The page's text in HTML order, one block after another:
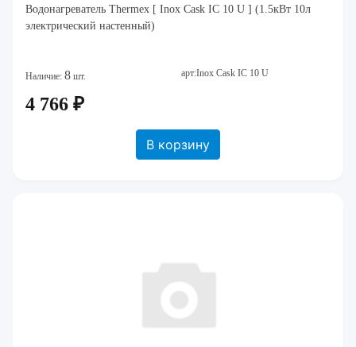
Водонагреватель Thermex [ Inox Cask IC 10 U ] (1.5кВт 10л
электрический настенный)
Наличие: 8 шт. арт:Inox Cask IC 10 U
4 766 ₽
В корзину